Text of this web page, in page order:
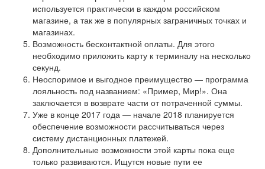
используется практически в каждом российском
магазине, а так же в популярных заграничных точках и
магазинах.
Возможность бесконтактной оплаты. Для этого
необходимо приложить карту к терминалу на несколько
секунд.
Неоспоримое и выгодное преимущество — программа
лояльность под названием: «Пример, Мир!». Она
заключается в возврате части от потраченной суммы.
Уже в конце 2017 года — начале 2018 планируется
обеспечение возможности рассчитываться через
систему дистанционных платежей.
Дополнительные возможности этой карты пока еще
только развиваются. Ищутся новые пути ее